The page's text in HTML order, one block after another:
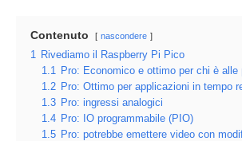
Contenuto nascondere
1 Rivediamo il Raspberry Pi Pico
1.1 Pro: Economico e ottimo per chi è alle
1.2 Pro: Ottimo per applicazioni in tempo
1.3 Pro: ingressi analogici
1.4 Pro: IO programmabile (PIO)
1.5 Pro: potrebbe emettere video con